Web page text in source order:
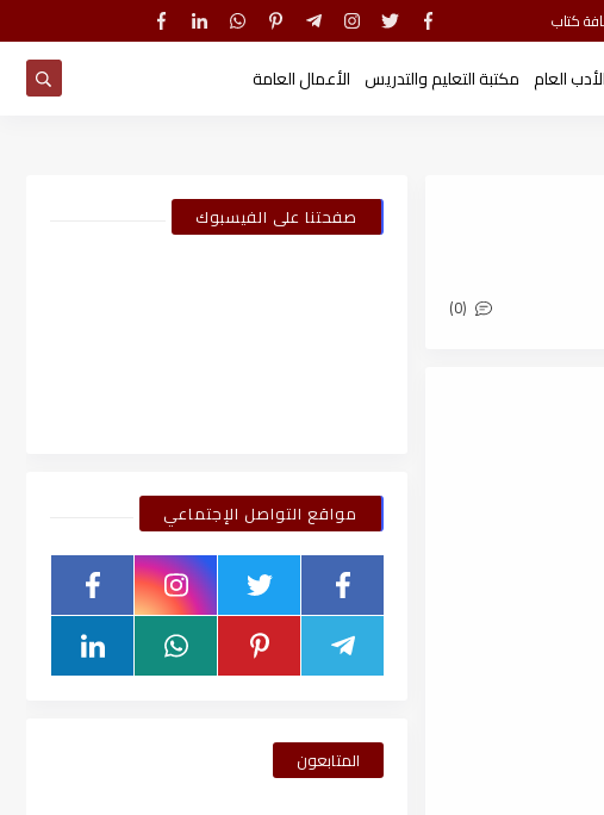
كتاب
العام مكتبة التعليم والتدريس الأعمال العامة
(0)
صفحتنا على الفيسبوك
مواقع التواصل الإجتماعي
المتابعون